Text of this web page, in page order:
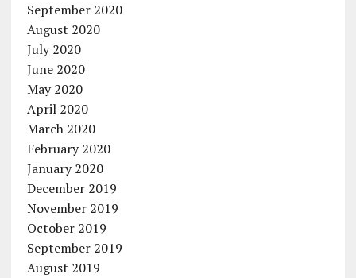
September 2020
August 2020
July 2020
June 2020
May 2020
April 2020
March 2020
February 2020
January 2020
December 2019
November 2019
October 2019
September 2019
August 2019